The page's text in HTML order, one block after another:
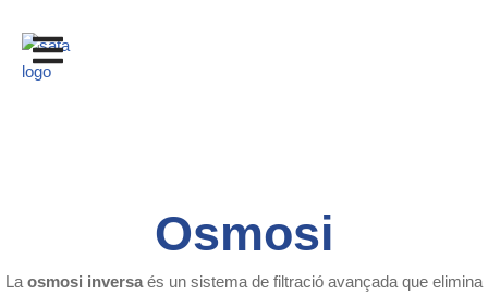
Saltar
Osmosi
La osmosi inversa és un sistema de filtració avançada que elimina